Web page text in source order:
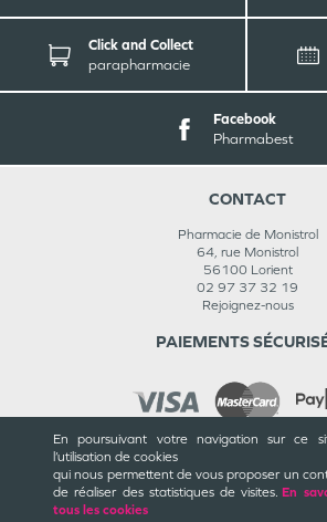
En poursuivant votre navigation sur ce
l’utilisation de cookies
qui nous permettent de vous proposer un
de réaliser des statistiques de visites. En
tous les cookies
Click and Collect
parapharmacie
Facebook
Pharmabest
CONTACT
Pharmacie de Monistrol
64, rue Monistrol
56100 Lorient
02 97 37 32 19
Rejoignez-nous
CGU / CGV
PAIEMENTS